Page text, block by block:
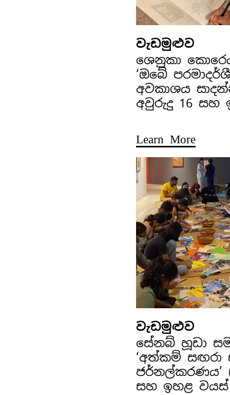
වැඩමුළුව
ශෙනුකා
‘ඔබේ
අවකාශය
අවුරුදු 16 සහ
Learn More
වැඩමුළුව
සේනබ් හූඩා
‘අත්කම් සඟරා
ජර්නල්කරණය’
සහ ඉහළ වයස්